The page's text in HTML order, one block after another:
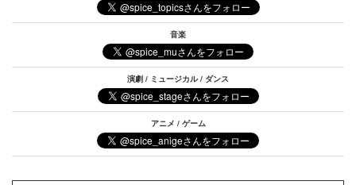
音楽
演劇 / ミュージカル / ダンス
アニメ / ゲーム